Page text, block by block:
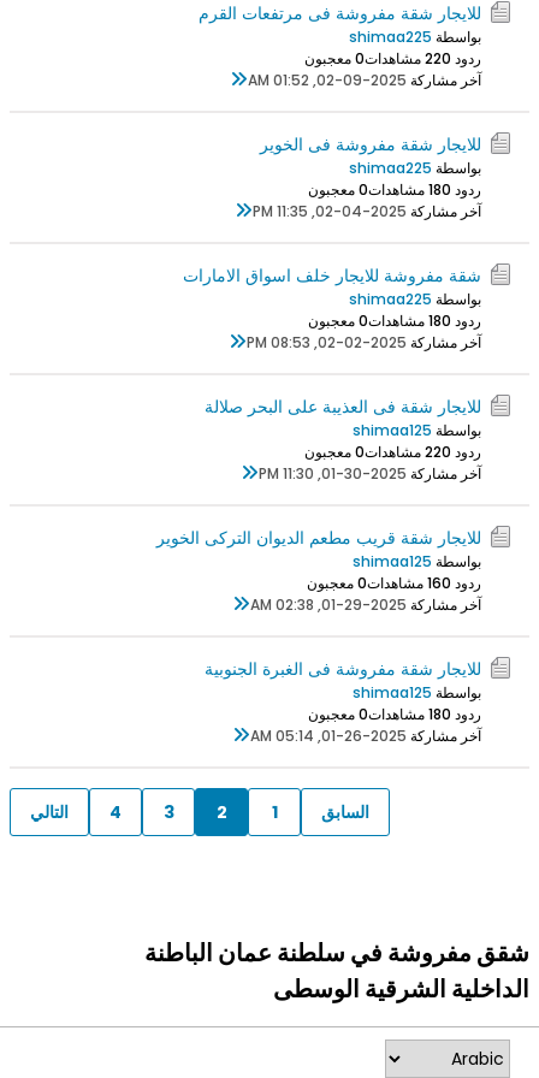
للايجار شقة مفروشة فى مرتفعات القرم
بواسطة shimaa225
ردود 0
22 مشاهدات
0 معجبون
آخر مشاركة 02-09-2025, 01:52 AM
للايجار شقة مفروشة فى الخوير
بواسطة shimaa225
ردود 0
18 مشاهدات
0 معجبون
آخر مشاركة 02-04-2025, 11:35 PM
شقة مفروشة للايجار خلف اسواق الامارات
بواسطة shimaa225
ردود 0
18 مشاهدات
0 معجبون
آخر مشاركة 02-02-2025, 08:53 PM
للايجار شقة فى العذيبة على البحر صلالة
بواسطة shimaa125
ردود 0
22 مشاهدات
0 معجبون
آخر مشاركة 01-30-2025, 11:30 PM
للايجار شقة قريب مطعم الديوان التركى الخوير
بواسطة shimaa125
ردود 0
16 مشاهدات
0 معجبون
آخر مشاركة 01-29-2025, 02:38 AM
للايجار شقة مفروشة فى الغبرة الجنوبية
بواسطة shimaa125
ردود 0
18 مشاهدات
0 معجبون
آخر مشاركة 01-26-2025, 05:14 AM
السابق 1
2
3
4 التالي
شقق مفروشة في سلطنة عمان الباطنة
الداخلية الشرقية الوسطى